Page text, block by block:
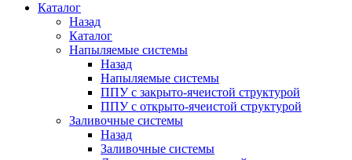
Каталог
Назад
Каталог
Напыляемые системы
Назад
Напыляемые системы
ППУ с закрыто-ячеистой структурой
ППУ с открыто-ячеистой структурой
Заливочные системы
Назад
Заливочные системы